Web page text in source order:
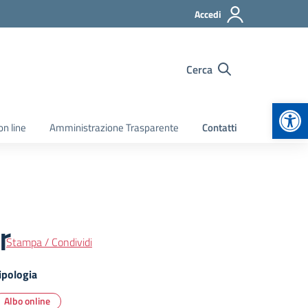
Accedi
Cerca
line Amministrazione Trasparente Contatti
Stampa / Condividi
Albo online